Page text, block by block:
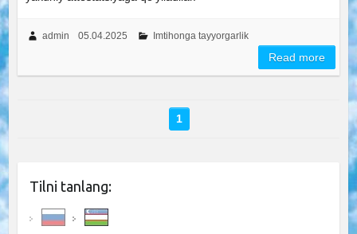
admin 05.04.2025 Imtihonga tayyorgarlik
Read more
1
Tilni tanlang: